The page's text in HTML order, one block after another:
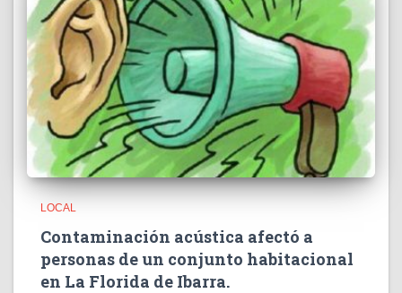
LOCAL
Contaminación acústica afectó a
personas de un conjunto habitacional
en La Florida de Ibarra.